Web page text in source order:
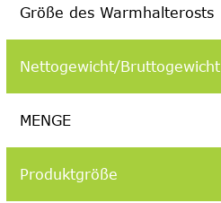
Größe des Warmhalterosts
Nettogewicht/Bruttogewicht
MENGE
Produktgröße